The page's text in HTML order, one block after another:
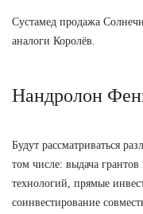
Сустамед продажа
аналоги Королёв.
Нандролон
Будут рассматриваться
том числе: выдача
технологий, прямые
соинвестирование